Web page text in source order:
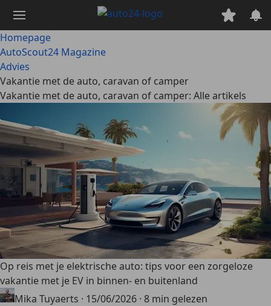
naar
hoofdinhoud
Homepage
AutoScout24 Magazine
Advies
Vakantie met de auto, caravan of camper
Vakantie met de auto, caravan of camper: Alle artikels
Op reis met je elektrische auto: tips voor een zorgeloze
vakantie met je EV in binnen- en buitenland
Mika Tuyaerts · 15/06/2026 · 8 min gelezen